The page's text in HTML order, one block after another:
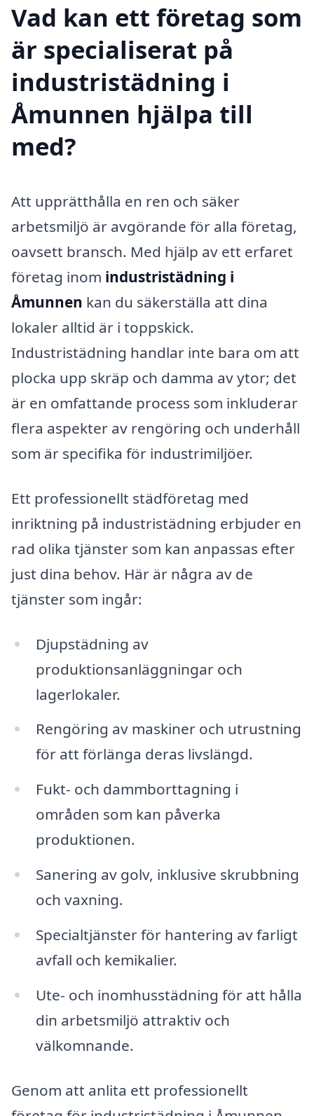
Vad kan ett företag som
är specialiserat på
industristädning i
Åmunnen hjälpa till
med?
Att upprätthålla en ren och säker
arbetsmiljö är avgörande för alla företag,
oavsett bransch. Med hjälp av ett erfaret
företag inom industristädning i
Åmunnen kan du säkerställa att dina
lokaler alltid är i toppskick.
Industristädning handlar inte bara om att
plocka upp skräp och damma av ytor; det
är en omfattande process som inkluderar
flera aspekter av rengöring och underhåll
som är specifika för industrimiljöer.
Ett professionellt städföretag med
inriktning på industristädning erbjuder en
rad olika tjänster som kan anpassas efter
just dina behov. Här är några av de
tjänster som ingår:
Djupstädning av
produktionsanläggningar och
lagerlokaler.
Rengöring av maskiner och utrustning
för att förlänga deras livslängd.
Fukt- och dammborttagning i
områden som kan påverka
produktionen.
Sanering av golv, inklusive skrubbning
och vaxning.
Specialtjänster för hantering av farligt
avfall och kemikalier.
Ute- och inomhusstädning för att hålla
din arbetsmiljö attraktiv och
välkomnande.
Genom att anlita ett professionellt